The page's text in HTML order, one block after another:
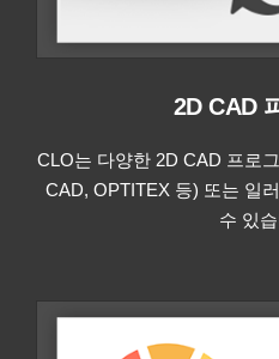
2D CAD
CLO는 다양한 2D CAD 프로
CAD, OPTITEX 등) 또는 일
수 있